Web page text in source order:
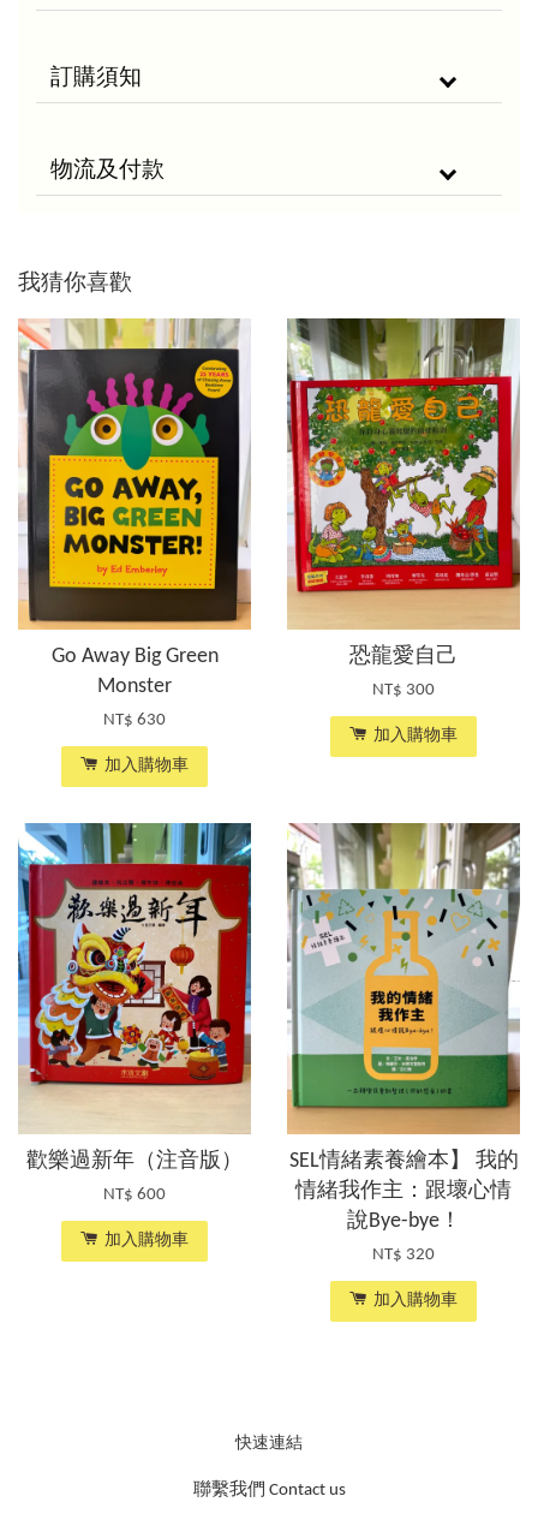
訂購須知
物流及付款
我猜你喜歡
Go Away Big Green
Monster
NT$ 630
加入購物車
恐龍愛自己
NT$ 300
加入購物車
歡樂過新年（注音版）
NT$ 600
加入購物車
SEL情緒素養繪本】 我的
情緒我作主：跟壞心情
說Bye-bye！
NT$ 320
加入購物車
快速連結
聯繫我們 Contact us